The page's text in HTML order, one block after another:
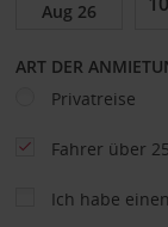
ART DER
Privatreise
Fahrer über 25
Ich habe